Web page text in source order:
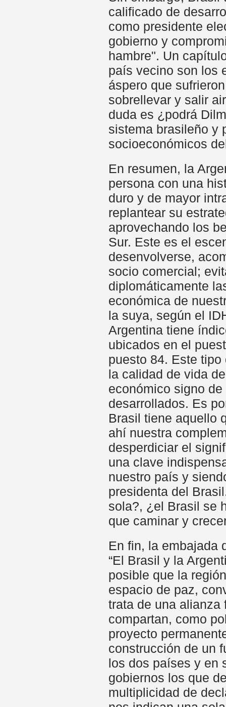
calificado de
como presidente
gobierno y
hambre". Un
país vecino son los
áspero que
sobrellevar y salir
duda es ¿podrá
sistema brasileño y
socioeconómicos
En resumen, la
persona con una
duro y de mayor
replantear su
aprovechando los
Sur. Este es el
desenvolverse,
socio comercial;
diplomáticamente
económica de
la suya, según el
Argentina tiene
ubicados en el
puesto 84. Este
la calidad de vida
económico signo
desarrollados. Es
Brasil tiene aquello
ahí nuestra
desperdiciar el
una clave
nuestro país y
presidenta del
sola?, ¿el Brasil se
que caminar y
En fin, la embajada
“El Brasil y la
posible que la
espacio de paz,
trata de una
compartan, como
proyecto
construcción de un
los dos países y en
gobiernos los que
multiplicidad de